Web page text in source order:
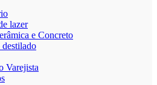
lazer
e Concreto
destilado
Varejista